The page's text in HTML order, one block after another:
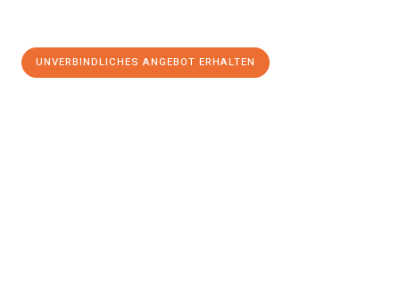
UNVERBINDLICHES ANGEBOT ERHALTEN